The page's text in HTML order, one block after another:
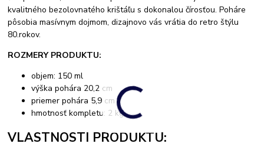
kvalitného bezolovnatého krištáľu s dokonalou čírosťou. Poháre
pôsobia masívnym dojmom, dizajnovo vás vrátia do retro štýlu
80.rokov.
ROZMERY PRODUKTU:
objem: 150 ml
výška pohára 20,2 cm
priemer pohára 5,9 cm
hmotnosť kompletu: 2 kg
VLASTNOSTI PRODUKTU: